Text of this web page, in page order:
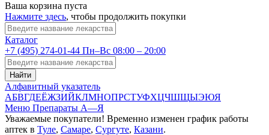
Ваша корзина пуста
Нажмите здесь, чтобы продолжить покупки
Каталог
+7 (495) 274-01-44 Пн–Вс 08:00 – 20:00
Найти
Алфавитный указатель
АБВГДЕЁЖЗИЙКЛМНОПРСТУФХЦЧШЩЫЭЮЯ
Меню Препараты А—Я
Уважаемые покупатели! Временно изменен график работы
аптек в Туле, Самаре, Сургуте, Казани.